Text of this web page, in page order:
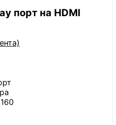
порт на HDMI